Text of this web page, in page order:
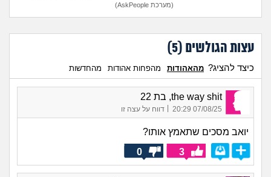
(מערכת AskPeople)
עצות הגולשים (5
)
כיצד להציג? מהאהודות מהפחות אהודות מהחדשות
the way shit, בת 22
07/08/25 20:29
| דווח על עצה זו
יואב מסכים שתאמץ אותו?
3
0